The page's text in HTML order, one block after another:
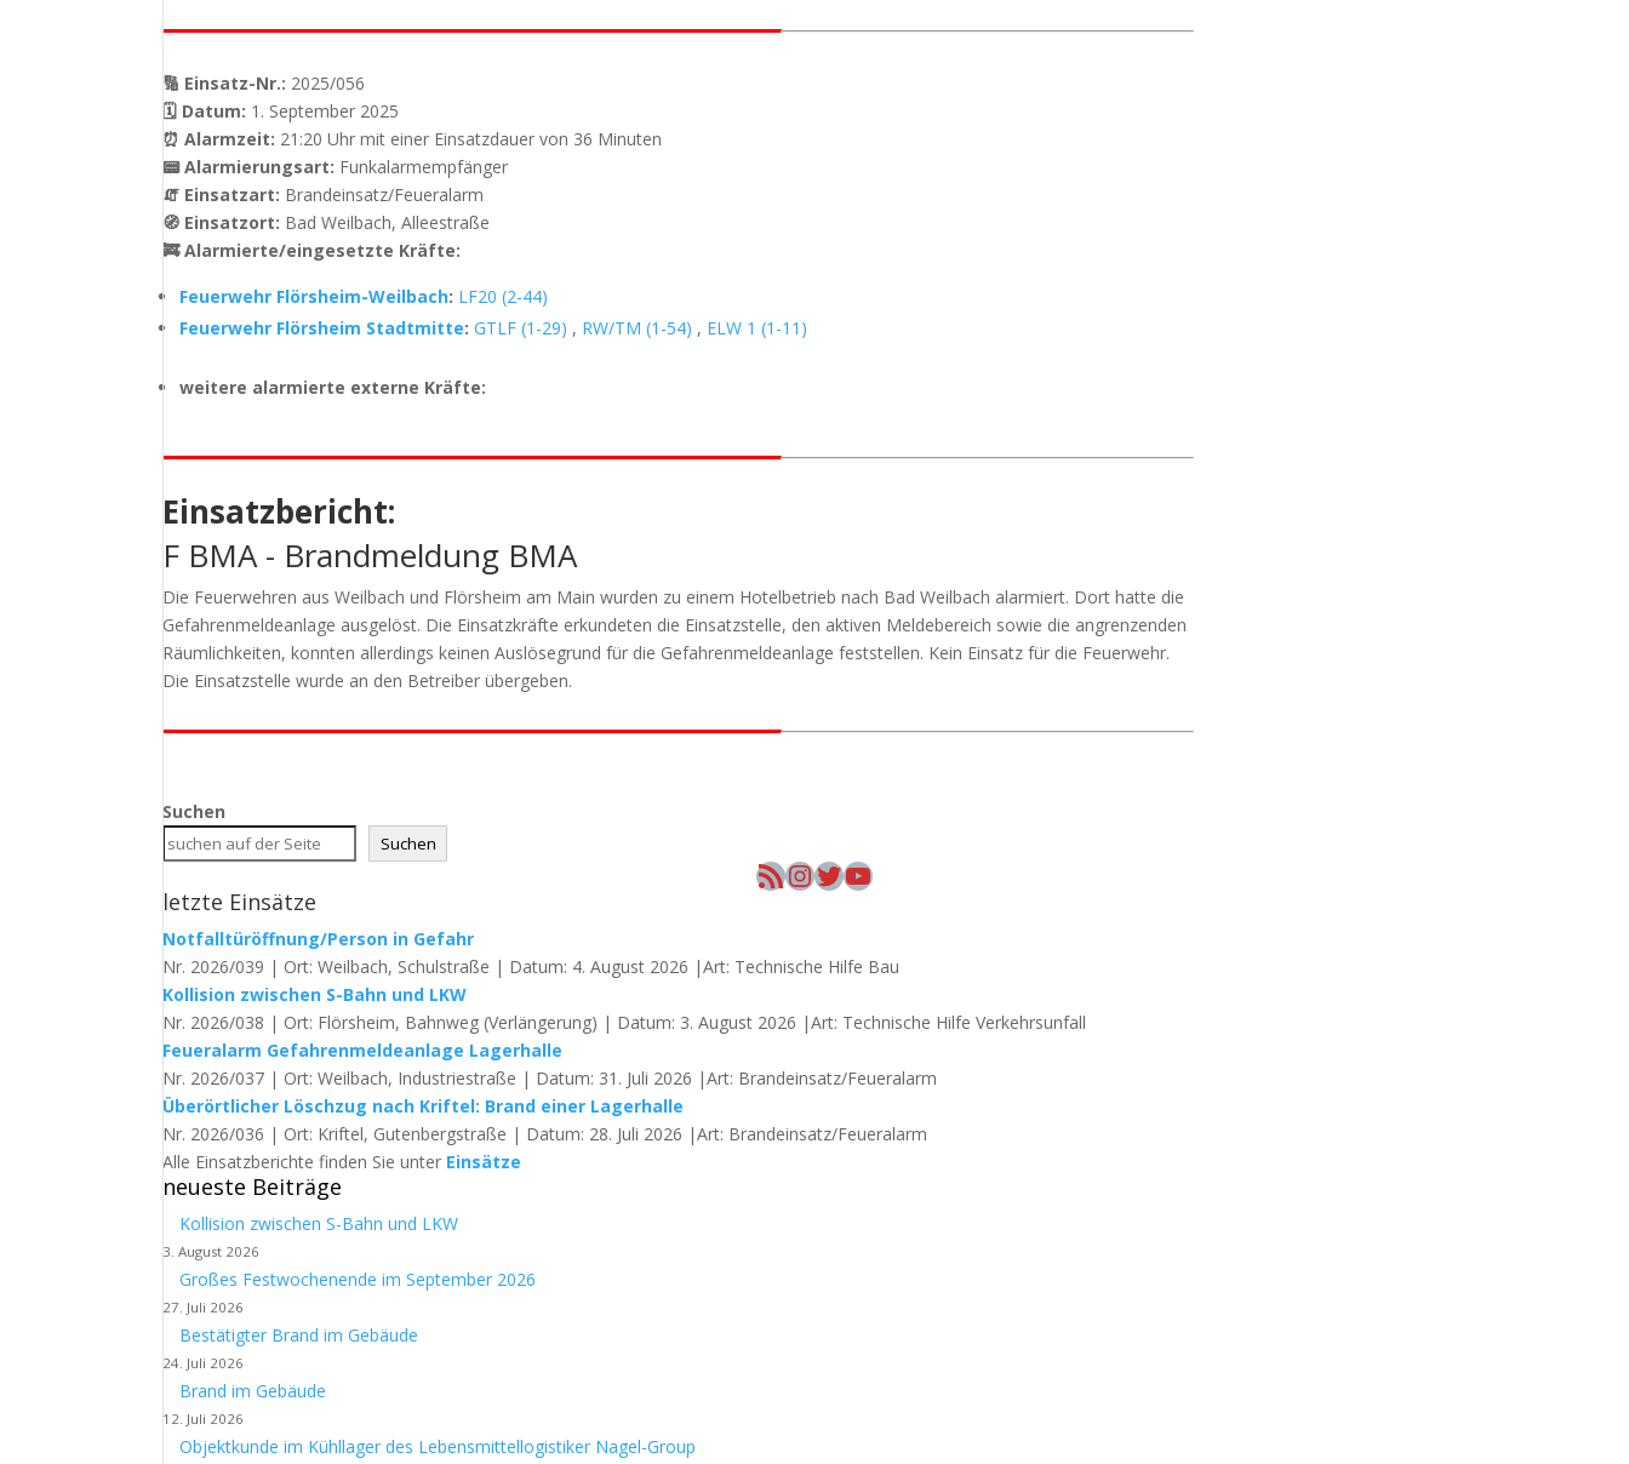
🔢 Einsatz-Nr.: 2025/056
🗓 Datum: 1. September 2025
⏰ Alarmzeit: 21:20 Uhr mit einer Einsatzdauer von 36 Minuten
📟 Alarmierungsart: Funkalarmempfänger
🧯 Einsatzart: Brandeinsatz/Feueralarm
🧭 Einsatzort: Bad Weilbach, Alleestraße
🚒 Alarmierte/eingesetzte Kräfte:
Feuerwehr Flörsheim-Weilbach: LF20 (2-44)
Feuerwehr Flörsheim Stadtmitte: GTLF (1-29) , RW/TM (1-54) , ELW 1 (1-11)
weitere alarmierte externe Kräfte:
Einsatzbericht:
F BMA - Brandmeldung BMA
Die Feuerwehren aus Weilbach und Flörsheim am Main wurden zu einem Hotelbetrieb nach Bad Weilbach alarmiert. Dort hatte die
Gefahrenmeldeanlage ausgelöst. Die Einsatzkräfte erkundeten die Einsatzstelle, den aktiven Meldebereich sowie die angrenzenden
Räumlichkeiten, konnten allerdings keinen Auslösegrund für die Gefahrenmeldeanlage feststellen. Kein Einsatz für die Feuerwehr.
Die Einsatzstelle wurde an den Betreiber übergeben.
Suchen
Suchen
RSS-Feed
Instagram
Twitter
YouTube
letzte Einsätze
Notfalltüröffnung/Person in Gefahr
Nr. 2026/039 | Ort: Weilbach, Schulstraße | Datum: 4. August 2026 |Art: Technische Hilfe Bau
Kollision zwischen S-Bahn und LKW
Nr. 2026/038 | Ort: Flörsheim, Bahnweg (Verlängerung) | Datum: 3. August 2026 |Art: Technische Hilfe Verkehrsunfall
Feueralarm Gefahrenmeldeanlage Lagerhalle
Nr. 2026/037 | Ort: Weilbach, Industriestraße | Datum: 31. Juli 2026 |Art: Brandeinsatz/Feueralarm
Überörtlicher Löschzug nach Kriftel: Brand einer Lagerhalle
Nr. 2026/036 | Ort: Kriftel, Gutenbergstraße | Datum: 28. Juli 2026 |Art: Brandeinsatz/Feueralarm
Alle Einsatzberichte finden Sie unter Einsätze
neueste Beiträge
Kollision zwischen S-Bahn und LKW
3. August 2026
Großes Festwochenende im September 2026
27. Juli 2026
Bestätigter Brand im Gebäude
24. Juli 2026
Brand im Gebäude
12. Juli 2026
Objektkunde im Kühllager des Lebensmittellogistiker Nagel-Group